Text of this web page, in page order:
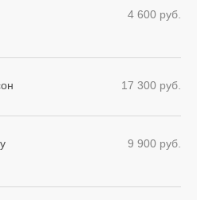
4 600 руб.
17 300 руб.
9 900 руб.